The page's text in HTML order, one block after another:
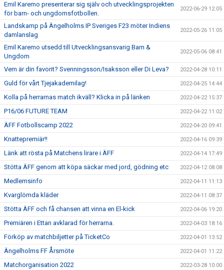
Emil Karemo presenterar sig själv och utvecklingsprojekten
för barn- och ungdomsfotbollen.
2022-06-29 12:05
Landskamp på Ängelholms IP Sveriges F23 möter Indiens
damlanslag
2022-05-26 11:05
Emil Karemo utsedd till Utvecklingsansvarig Barn &
Ungdom
2022-05-06 08:41
Vem är din favorit? Svenningsson/Isaksson eller Di Leva? 2022-04-28 10:11
Guld för vårt Tjejakademilag! 2022-04-25 14:44
Kolla på herrarnas match ikväll? Klicka in på länken 2022-04-22 15:37
P16/06 FUTURE TEAM 2022-04-22 11:02
ÄFF Fotbollscamp 2022 2022-04-20 09:41
Knattepremiär!! 2022-04-16 09:39
Länk att rösta på Matchens lirare i ÄFF 2022-04-14 17:49
Stötta ÄFF genom att köpa säckar med jord, gödning etc 2022-04-12 08:08
Medlemsinfo 2022-04-11 11:13
Kvarglömda kläder 2022-04-11 08:37
Stötta ÄFF och få chansen att vinna en El-kick 2022-04-06 19:20
Premiären i Ettan avklarad för herrarna. 2022-04-03 18:16
Förköp av matchbiljetter på TicketCo 2022-04-01 13:52
Ängelholms FF Årsmöte 2022-04-01 11:22
Matchorganisation 2022 2022-03-28 10:00